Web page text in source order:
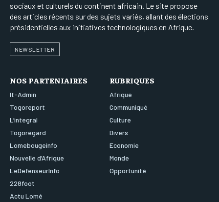
sociaux et culturels du continent africain. Le site propose
des articles récents sur des sujets variés, allant des élections
présidentielles aux initiatives technologiques en Afrique.
NEWSLETTER
NOS PARTENIAIRES
It-Admin
Togoreport
L’integral
Togoregard
Lomebougeinfo
Nouvelle d’Afrique
LeDefenseurInfo
228foot
Actu Lomé
RUBRIQUES
Afrique
Communiqué
Culture
Divers
Economie
Monde
Opportunité